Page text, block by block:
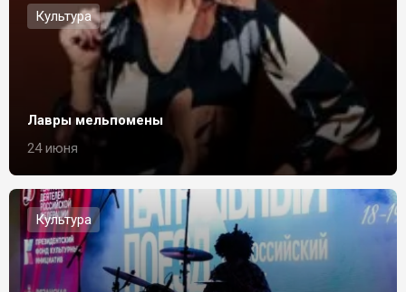
Культура
Лавры мельпомены
24 июня
Культура